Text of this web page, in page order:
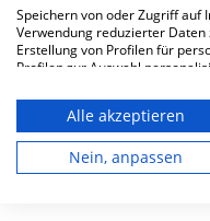
Wie ist die
AugenZentrum
Karte
Speichern von oder Zugriff auf
Verwendung reduzierter
Erstellung von Profilen für
Profilen zur Auswahl
personalisierter Inhalte.
Performance von Inhalten.
oder Kombinationen von
und Verbesserung der
Auswahl von Inhalten.
Alle akzeptieren
Nein, anpassen